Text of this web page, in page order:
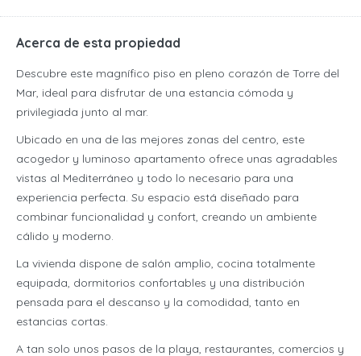
Acerca de esta propiedad
Descubre este magnífico piso en pleno corazón de Torre del
Mar, ideal para disfrutar de una estancia cómoda y
privilegiada junto al mar.
Ubicado en una de las mejores zonas del centro, este
acogedor y luminoso apartamento ofrece unas agradables
vistas al Mediterráneo y todo lo necesario para una
experiencia perfecta. Su espacio está diseñado para
combinar funcionalidad y confort, creando un ambiente
cálido y moderno.
La vivienda dispone de salón amplio, cocina totalmente
equipada, dormitorios confortables y una distribución
pensada para el descanso y la comodidad, tanto en
estancias cortas.
A tan solo unos pasos de la playa, restaurantes, comercios y